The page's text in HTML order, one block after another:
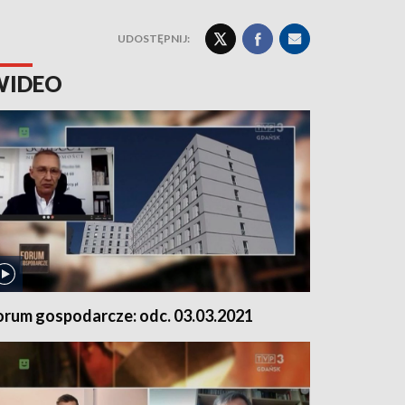
UDOSTĘPNIJ:
gospodarcze: odc. 03.03.2021